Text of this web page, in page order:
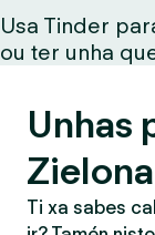
Usa Tinder
ou ter unha
Unhas
Ti xa sabes